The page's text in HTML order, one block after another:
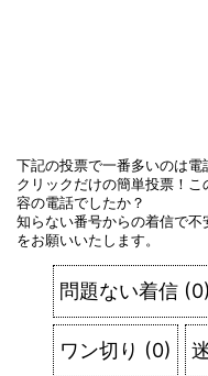
下記の投票で一番多いのは電
クリックだけの簡単投票！
容の電話でしたか？
知らない番号からの着信で
をお願いいたします。
問題ない着信 (0)
ワン切り (0)